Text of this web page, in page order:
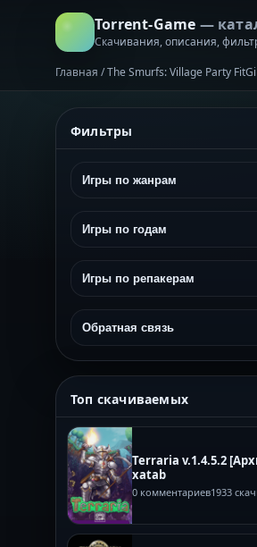
Torrent-Game —
Скачивания, описания,
Главная /The Smurfs: Village Party
Фильтры
Игры по жанрам
Игры по годам
Игры по репакерам
Обратная связь
Топ скачиваемых
Terraria v.1.4.5.2
xatab
0 комментариев1933